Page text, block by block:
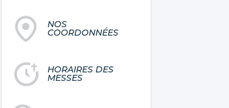
NOS
COORDONNÉES
HORAIRES DES
MESSES